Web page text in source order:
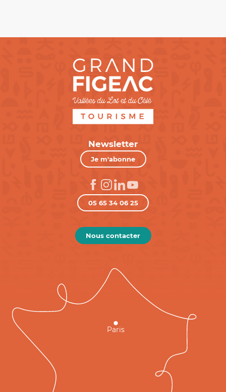
Newsletter
Je m'abonne
05 65 34 06 25
Nous contacter
Paris